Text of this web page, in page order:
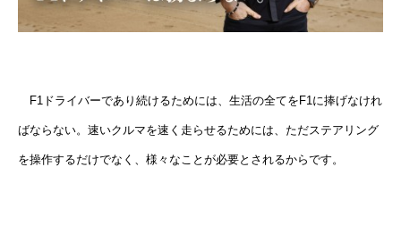
F1ドライバーであり続けるためには、生活の全てをF1に捧げなけれ
ばならない。速いクルマを速く走らせるためには、ただステアリング
を操作するだけでなく、様々なことが必要とされるからです。